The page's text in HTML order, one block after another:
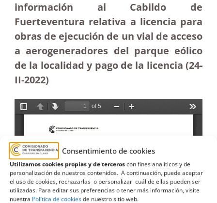
Consentimiento de cookies
Utilizamos cookies propias y de terceroscon fines analíticos y de
personalización de nuestros contenidos. A continuación, puede aceptar
el uso de cookies, rechazarlas o personalizar cuál de ellas pueden ser
utilizadas. Para editar sus preferencias o tener más información, visite
nuestra Política de cookiesde nuestro sitio web.
información al Cabildo de
Fuerteventura relativa a licencia para
obras de ejecución de un vial de acceso
a aerogeneradores del parque eólico
de la localidad y pago de la licencia (24-
II-2022)